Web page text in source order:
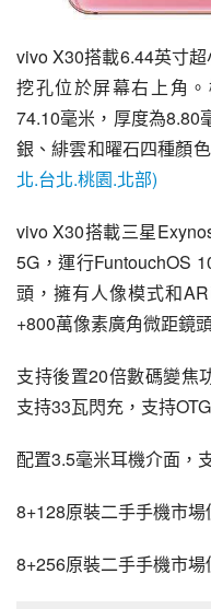
vivo X30搭載6.44英寸
挖孔位於屏幕右上角
74.10毫米，厚度為8.80
銀、緋雲和曜石四種顏色
北.台北.桃園.北部)
vivo X30搭載三星
5G，運行FuntouchOS
頭，擁有人像模式和
+800萬像素廣角微距鏡
支持後置20倍數碼變焦
支持33瓦閃充，支持
配置3.5毫米耳機介面，
8+128原裝二手手機市場
8+256原裝二手手機市場